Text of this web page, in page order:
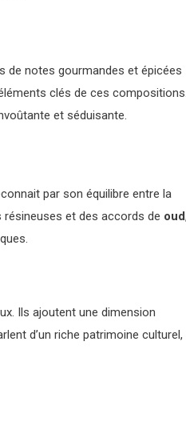
de notes gourmandes et épicées
clés de ces
et séduisante.
par son équilibre entre la
et des accords de oud
Ils ajoutent une dimension
d’un riche patrimoine culturel,